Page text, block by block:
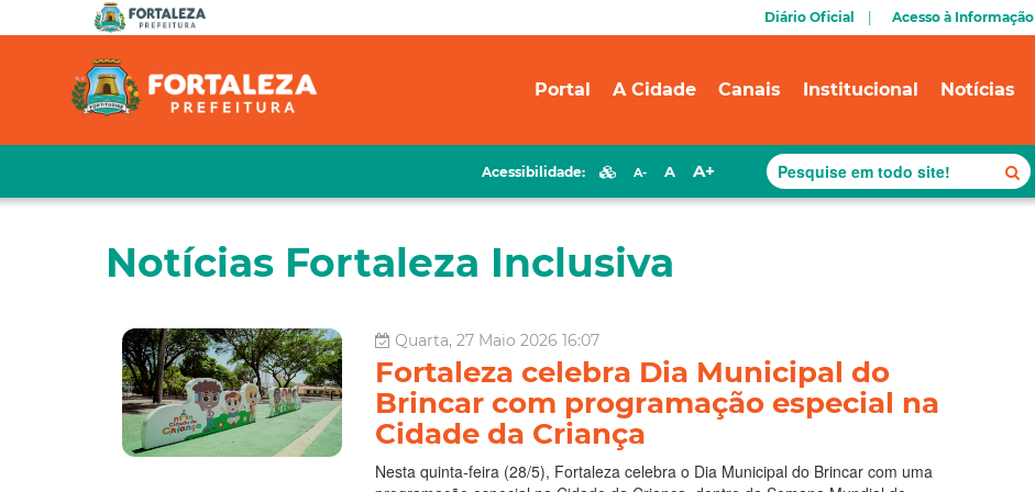
Diário Oficial Acesso à Informação
Portal A Cidade Canais Institucional Notícias
Acessibilidade: A- A A+
Notícias Fortaleza Inclusiva
Quarta, 27 Maio 2026 16:07
Fortaleza celebra Dia Municipal do
Brincar com programação especial na
Cidade da Criança
Nesta quinta-feira (28/5), Fortaleza celebra o Dia Municipal do Brincar com uma